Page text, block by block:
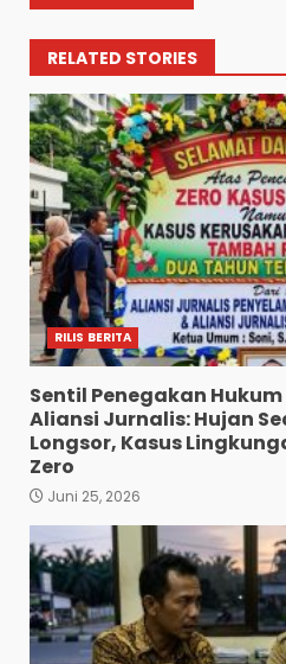
RELATED STORIES
RILIS BERITA
Sentil Penegakan
Aliansi Jurnalis: Hujan
Longsor, Kasus
Zero
Juni 25, 2026